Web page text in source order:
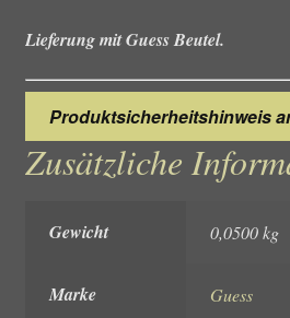
Lieferung mit Guess Beutel.
Produktsicherheitshinweis
Zusätzliche
Gewicht 0,0500 kg
Marke Guess